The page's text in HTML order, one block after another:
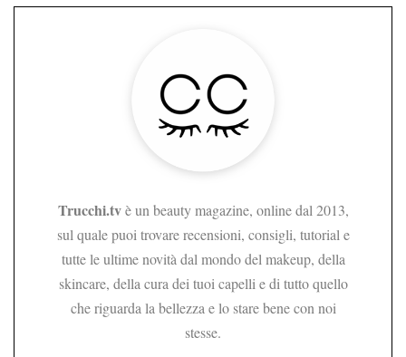
Trucchi.tvè un beauty magazine, online dal 2013,
sul quale puoi trovare recensioni, consigli, tutorial e
tutte le ultime novità dal mondo del makeup, della
skincare, della cura dei tuoi capelli e di tutto quello
che riguarda la bellezza e lo stare bene con noi
stesse.